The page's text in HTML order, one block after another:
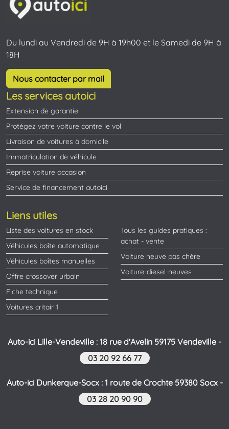
Du lundi au Vendredi de 9H à 19h00 et le Samedi de 9H à
18H
Nous contacter par mail
Les services autoici
Extension de garantie
Protégez votre voiture contre le vol
Livraison de voitures à domicile
Immatriculation de véhicule
Reprise voiture occasion
Service de financement autoici
Liens utiles
Liste des voitures en stock
Véhicules boîte automatique
Véhicules boîtes manuelles
Offre crossover urbain
Fiche technique
Voitures critair 1
Tous les guides pratiques :
achat - vente
Voiture neuve pas chère
Voiture-diesel-neuves
Auto-ici Lille-Vendeville : 18 rue d'Avelin 59175 Vendeville -
03 20 92 66 77
Auto-ici Dunkerque-Socx : 1 route de Crochte 59380 Socx -
03 28 20 90 90